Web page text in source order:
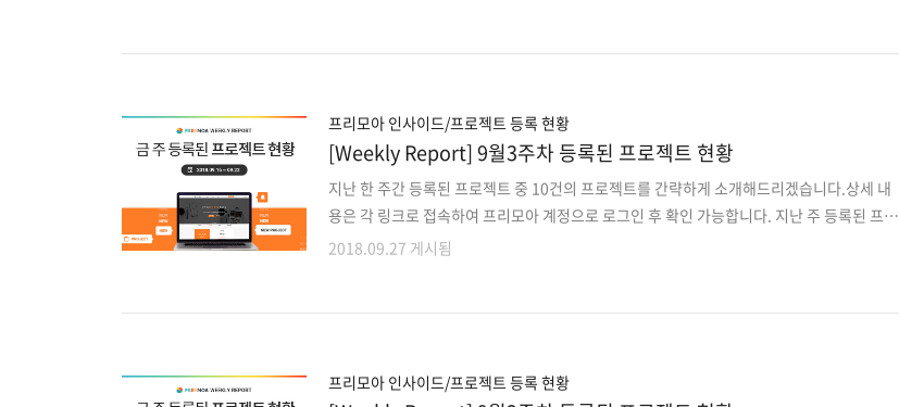
송출용 음원 스트리밍 웹서비스 개발 9. 하..
프리모아 인사이드/프로젝트 등록 현황
[Weekly Report] 9월3주차 등록된 프로젝트 현황
지난 한 주간 등록된 프로젝트 중 10건의 프로젝트를 간략하게 소개해드리겠습니다.상세 내
용은 각 링크로 접속하여 프리모아 계정으로 로그인 후 확인 가능합니다. 지난 주 등록된 프로
젝트 외에도 마감이 다가오는 이 전 프로젝트는 사이트에서 원하는 분야로 검색하여 마감순으
인 강의 웹서비스 운영 유지보수/개선 개발9. 이미지 커스텀 주문제작 PC 및..
2018.09.27 게시됨
프리모아 인사이드/프로젝트 등록 현황